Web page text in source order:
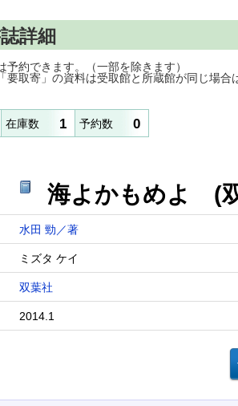
詳細
予約できます。（一部を除きます）
要取寄」の資料は受取館と所蔵館が同じ場合
在庫数 1 予約数 0
海よかもめよ (
水田 勁／著
ミズタ ケイ
双葉社
2014.1